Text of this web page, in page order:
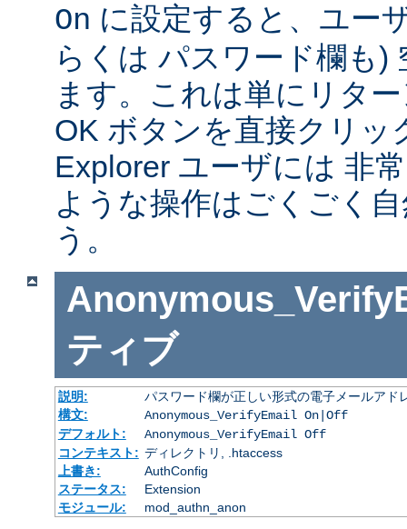
On に設定すると、ユー
らくは パスワード欄も)
ます。これは単にリタ
OK ボタンを直接クリッ
Explorer ユーザには 非
ような操作はごくごく
う。
ティブ
説明:
パスワード欄が正しい形式の電子メールア
構文:
Anonymous_VerifyEmail On|Off
デフォルト:
Anonymous_VerifyEmail Off
コンテキスト: ディレクトリ, .htaccess
上書き:
AuthConfig
ステータス:
Extension
モジュール:
mod_authn_anon